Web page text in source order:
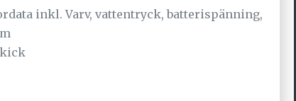
inkl. Varv, vattentryck, batterispänning,